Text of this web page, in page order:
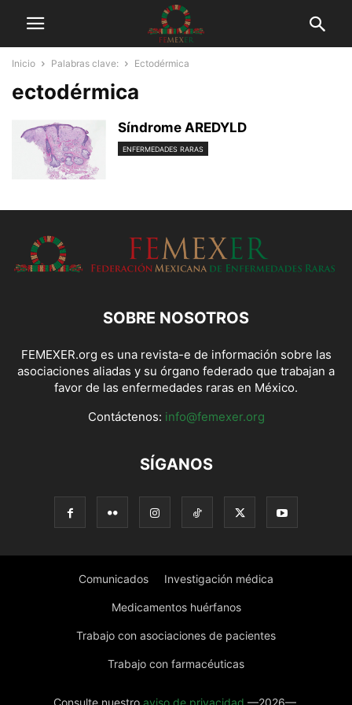
Inicio Palabras clave: Ectodérmica
ectodérmica
Síndrome AREDYLD
ENFERMEDADES RARAS
SOBRE NOSOTROS
FEMEXER.org es una revista-e de información sobre las
asociaciones aliadas y su órgano federado que trabajan a
favor de las enfermedades raras en México.
Contáctenos: info@femexer.org
SÍGANOS
Comunicados Investigación médica
Medicamentos huérfanos
Trabajo con asociaciones de pacientes
Trabajo con farmacéuticas
Consulte nuestro aviso de privacidad —2026—.